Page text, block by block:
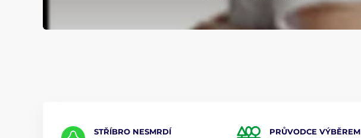
STŘÍBRO NESMRDÍ PRŮVODCE VÝBĚREM